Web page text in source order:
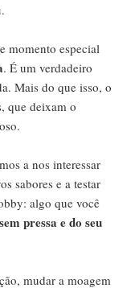
momento especial
. É um verdadeiro
Mais do que isso, o
que deixam o
a nos interessar
sabores e a testar
algo que você
pressa e do seu
mudar a moagem